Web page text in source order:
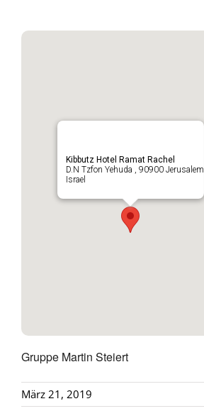
Kibbutz Hotel Ramat Rachel
D.N Tzfon Yehuda , 90900 Jerusalem
Israel
Gruppe Martin Steiert
März 21, 2019